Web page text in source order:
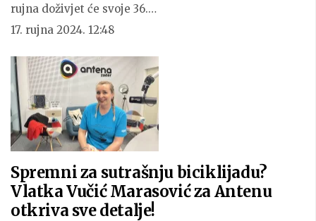
rujna doživjet će svoje 36.…
17. rujna 2024. 12:48
Spremni za sutrašnju biciklijadu?
Vlatka Vučić Marasović za Antenu
otkriva sve detalje!